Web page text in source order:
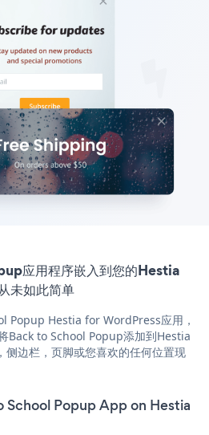
应用程序嵌入到您的Hestia
未如此简单
Popup Hestia for WordPress应用，
Back to School Popup添加到Hestia
边栏，页脚或您喜欢的任何位置现
School Popup App on Hestia